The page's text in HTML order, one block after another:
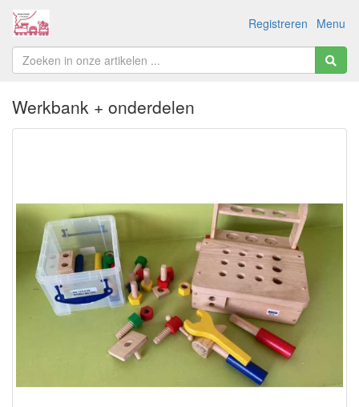
Menu
Registreren
Werkbank + onderdelen